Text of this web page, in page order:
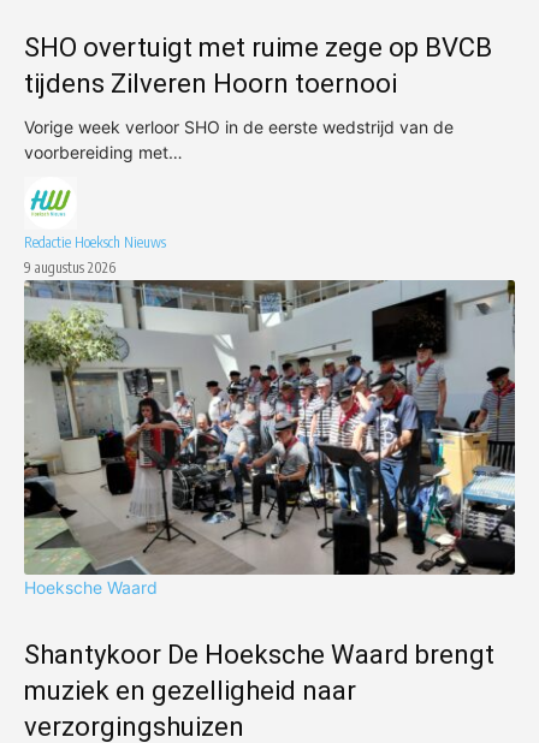
SHO overtuigt met ruime zege op BVCB
tijdens Zilveren Hoorn toernooi
Vorige week verloor SHO in de eerste wedstrijd van de
voorbereiding met…
Redactie Hoeksch Nieuws
9 augustus 2026
Hoeksche Waard
Shantykoor De Hoeksche Waard brengt
muziek en gezelligheid naar
verzorgingshuizen